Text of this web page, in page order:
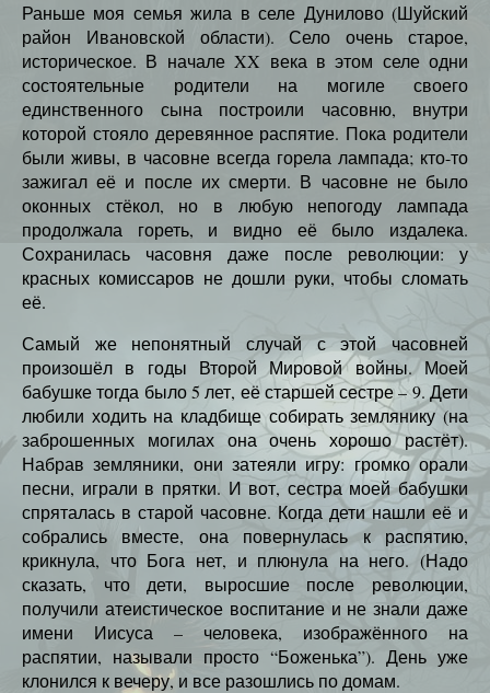
Раньше моя семья жила в селе Дунилово (Шуйский
район Ивановской области). Село очень старое,
историческое. В начале XX века в этом селе одни
состоятельные родители на могиле своего
единственного сына построили часовню, внутри
которой стояло деревянное распятие. Пока родители
были живы, в часовне всегда горела лампада; кто-то
зажигал её и после их смерти. В часовне не было
оконных стёкол, но в любую непогоду лампада
продолжала гореть, и видно её было издалека.
Сохранилась часовня даже после революции: у
красных комиссаров не дошли руки, чтобы сломать
её.
Самый же непонятный случай с этой часовней
произошёл в годы Второй Мировой войны. Моей
бабушке тогда было 5 лет, её старшей сестре – 9. Дети
любили ходить на кладбище собирать землянику (на
заброшенных могилах она очень хорошо растёт).
Набрав земляники, они затеяли игру: громко орали
песни, играли в прятки. И вот, сестра моей бабушки
спряталась в старой часовне. Когда дети нашли её и
собрались вместе, она повернулась к распятию,
крикнула, что Бога нет, и плюнула на него. (Надо
сказать, что дети, выросшие после революции,
получили атеистическое воспитание и не знали даже
имени Иисуса – человека, изображённого на
распятии, называли просто “Боженька”). День уже
клонился к вечеру, и все разошлись по домам.